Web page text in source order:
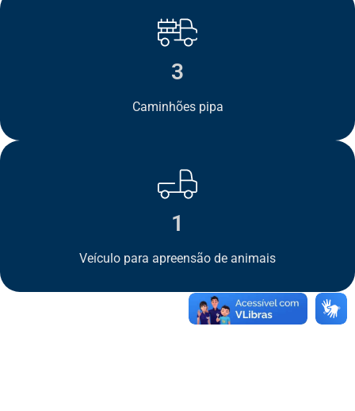
3
Caminhões pipa
1
Veículo para apreensão de animais